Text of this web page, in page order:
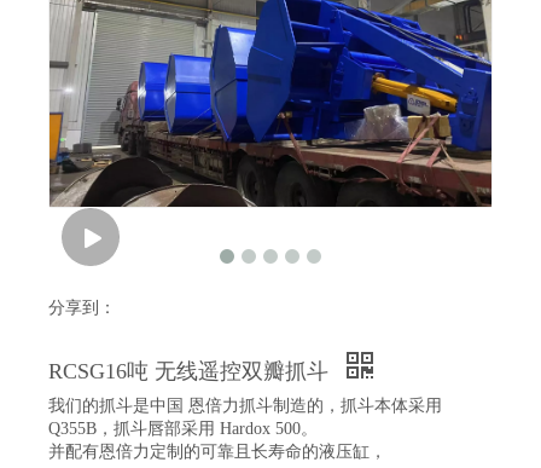
分享到：
RCSG16吨 无线遥控双瓣抓斗
我们的抓斗是中国 恩倍力抓斗制造的，抓斗本体采用
Q355B，抓斗唇部采用 Hardox 500。
并配有恩倍力定制的可靠且长寿命的液压缸，